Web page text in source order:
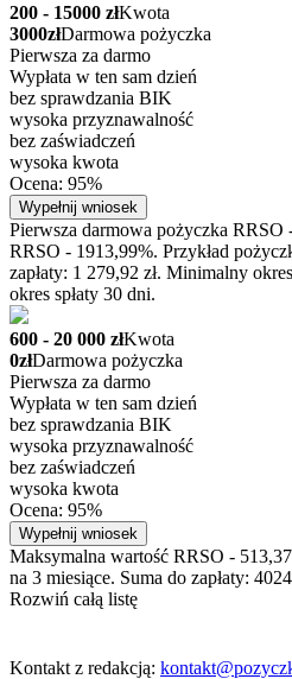
200 - 15000 złKwota
3000złDarmowa pożyczka
Pierwsza za darmo
Wypłata w ten sam dzień
bez sprawdzania BIK
wysoka przyznawalność
bez zaświadczeń
wysoka kwota
Ocena: 95%
Wypełnij wniosek
Pierwsza darmowa pożyczka RRSO
RRSO - 1913,99%. Przykład
zapłaty: 1 279,92 zł. Minimalny
okres spłaty 30 dni.
600 - 20 000 złKwota
0złDarmowa pożyczka
Pierwsza za darmo
Wypłata w ten sam dzień
bez sprawdzania BIK
wysoka przyznawalność
bez zaświadczeń
wysoka kwota
Ocena: 95%
Wypełnij wniosek
Maksymalna wartość RRSO -
na 3 miesiące. Suma do zapłaty:
Rozwiń całą listę
Kontakt z redakcją: